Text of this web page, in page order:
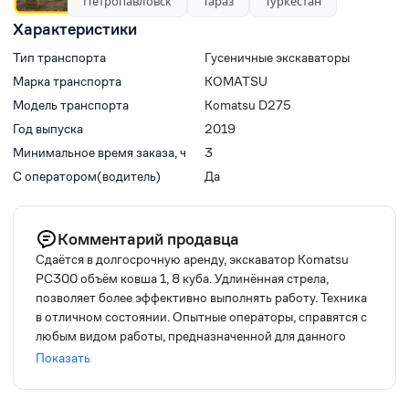
Характеристики
Тип транспорта
Гусеничные экскаваторы
Марка транспорта
KOMATSU
Модель транспорта
Komatsu D275
Год выпуска
2019
Минимальное время заказа, ч
3
С оператором(водитель)
Да
Комментарий продавца
Сдаётся в долгосрочную аренду, экскаватор Komatsu
PC300 объём ковша 1, 8 куба. Удлинённая стрела,
позволяет более эффективно выполнять работу. Техника
в отличном состоянии. Опытные операторы, справятся с
любым видом работы, предназначенной для данного
вида техники. Наличный и безналичный расчёт, НДС. Так
куба -бульдозера Komatsu D355 массой 56 тонн.
Показать